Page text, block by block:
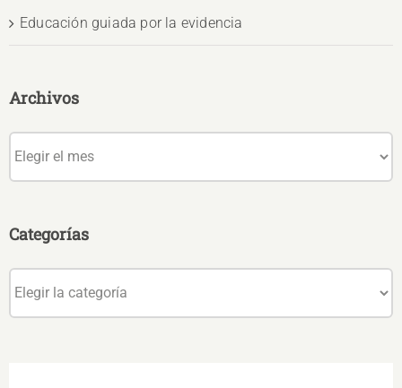
Educación guiada por la evidencia
Archivos
Categorías